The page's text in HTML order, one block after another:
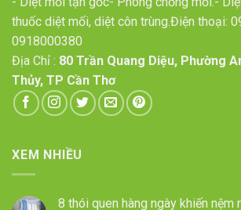
thuốc diệt mối, diệt côn trùng.Điện thoại:
0918000380
Địa Chỉ : 80 Trần Quang Diệu, Phường
Thủy, TP Cần Thơ
XEM NHIỀU
8 thói quen hàng ngày khiến nệm